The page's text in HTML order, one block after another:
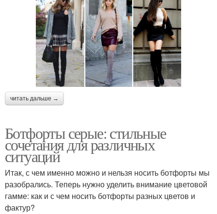
читать дальше →
Ботфорты серые: стильные
сочетания для различных
ситуаций
Итак, с чем именно можно и нельзя носить ботфорты мы
разобрались. Теперь нужно уделить внимание цветовой
гамме: как и с чем носить ботфорты разных цветов и
фактур?